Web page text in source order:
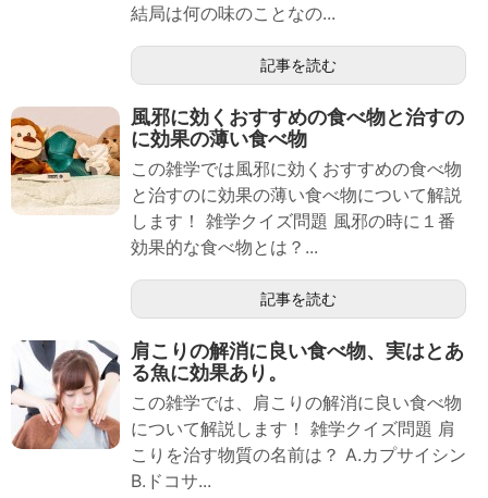
結局は何の味のことなの...
記事を読む
風邪に効くおすすめの食べ物と治すの
に効果の薄い食べ物
この雑学では風邪に効くおすすめの食べ物
と治すのに効果の薄い食べ物について解説
します！ 雑学クイズ問題 風邪の時に１番
効果的な食べ物とは？...
記事を読む
肩こりの解消に良い食べ物、実はとあ
る魚に効果あり。
この雑学では、肩こりの解消に良い食べ物
について解説します！ 雑学クイズ問題 肩
こりを治す物質の名前は？ A.カプサイシン
B.ドコサ...